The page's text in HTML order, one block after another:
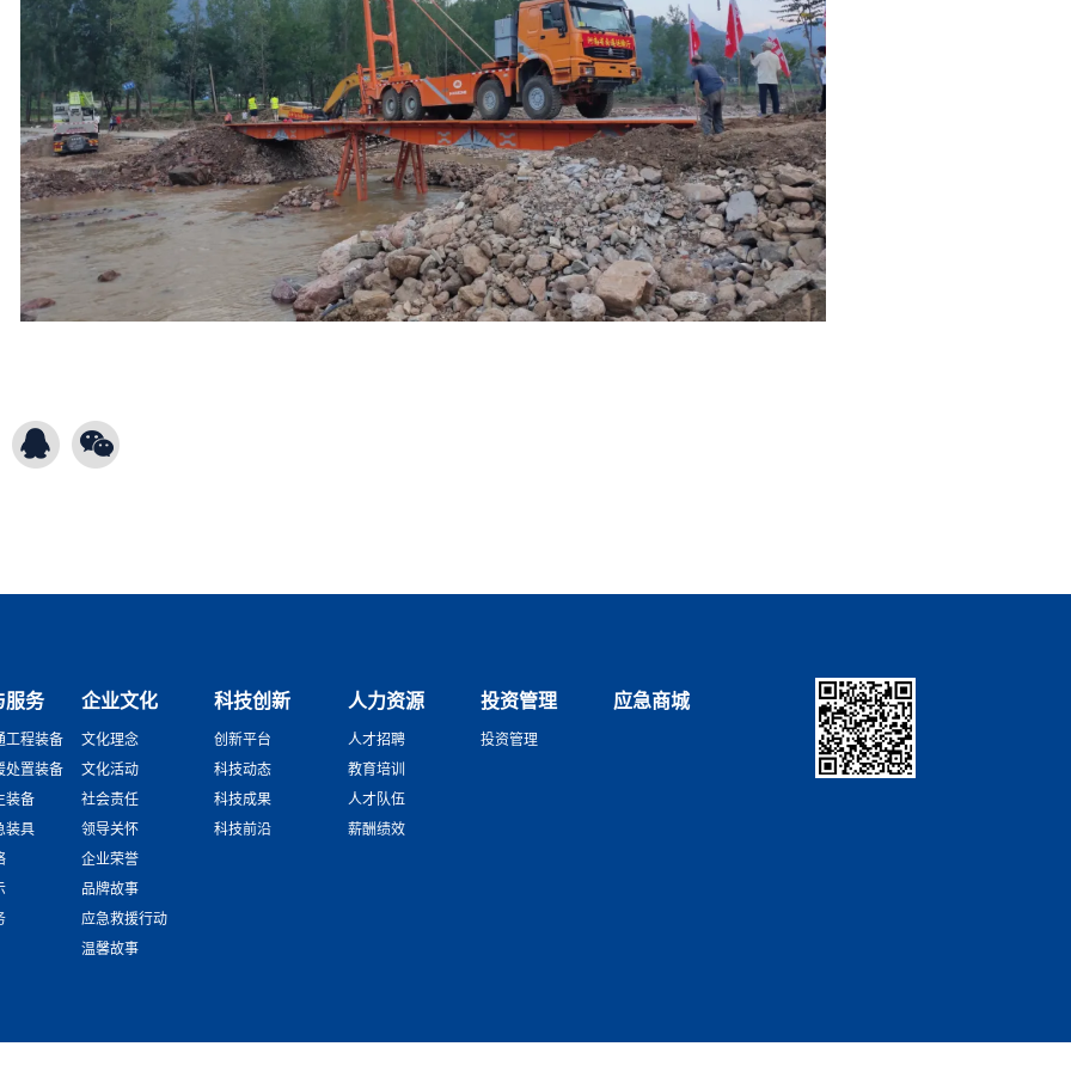
服务
工程装备
处置装备
装备
装具
企业文化
文化理念
文化活动
社会责任
领导关怀
企业荣誉
品牌故事
应急救援行动
温馨故事
科技创新
创新平台
科技动态
科技成果
科技前沿
人力资源
人才招聘
教育培训
人才队伍
薪酬绩效
投资管理
投资管理
应急商城